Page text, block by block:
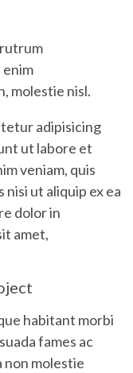
molestie nisl.
adipisicing
ut labore et
veniam, quis
ut aliquip ex ea
dolor in
amet,
habitant morbi
fames ac
non molestie